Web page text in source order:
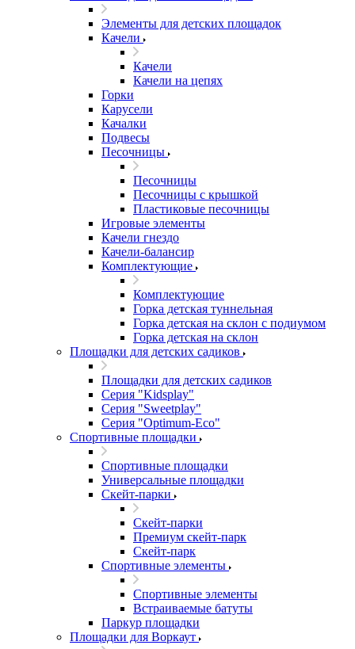
Элементы для детских площадок
Качели
Качели
Качели на цепях
Горки
Карусели
Качалки
Подвесы
Песочницы
Песочницы
Песочницы с крышкой
Пластиковые песочницы
Игровые элементы
Качели гнездо
Качели-балансир
Комплектующие
Комплектующие
Горка детская туннельная
Горка детская на склон с подиумом
Горка детская на склон
Площадки для детских садиков
Площадки для детских садиков
Серия "Kidsplay"
Серия "Sweetplay"
Серия "Оptimum-Еco"
Спортивные площадки
Спортивные площадки
Универсальные площадки
Скейт-парки
Скейт-парки
Премиум скейт-парк
Скейт-парк
Спортивные элементы
Спортивные элементы
Встраиваемые батуты
Паркур площадки
Площадки для Воркаут